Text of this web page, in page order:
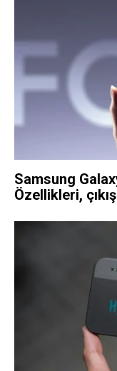
Samsung
Özellikleri,